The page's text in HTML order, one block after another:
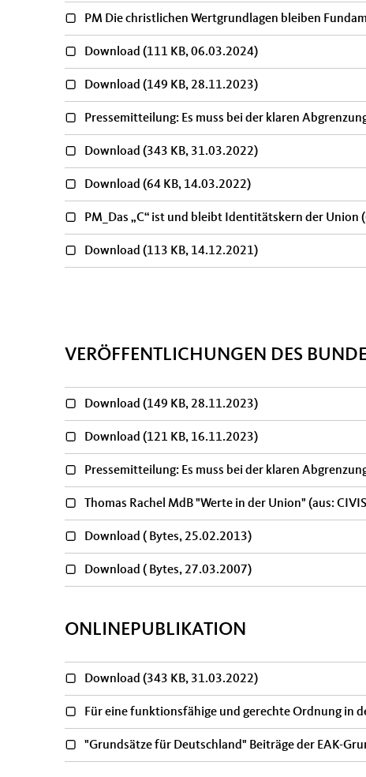
PM Die christlichen Wertgrundlagen bleiben
Download (111 KB, 06.03.2024)
Download (149 KB, 28.11.2023)
Pressemitteilung: Es muss bei der klaren
Download (343 KB, 31.03.2022)
Download (64 KB, 14.03.2022)
PM_Das „C“ ist und bleibt Identitätskern der Union
Download (113 KB, 14.12.2021)
VERÖFFENTLICHUNGEN DES
Download (149 KB, 28.11.2023)
Download (121 KB, 16.11.2023)
Pressemitteilung: Es muss bei der klaren
Thomas Rachel MdB "Werte in der Union" (aus:
Download ( Bytes, 25.02.2013)
Download ( Bytes, 27.03.2007)
ONLINEPUBLIKATION
Download (343 KB, 31.03.2022)
Für eine funktionsfähige und gerechte Ordnung
"Grundsätze für Deutschland" Beiträge der EAK-